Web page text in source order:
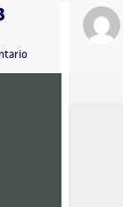
2022 10:31 pm
en Gráficos 3D –